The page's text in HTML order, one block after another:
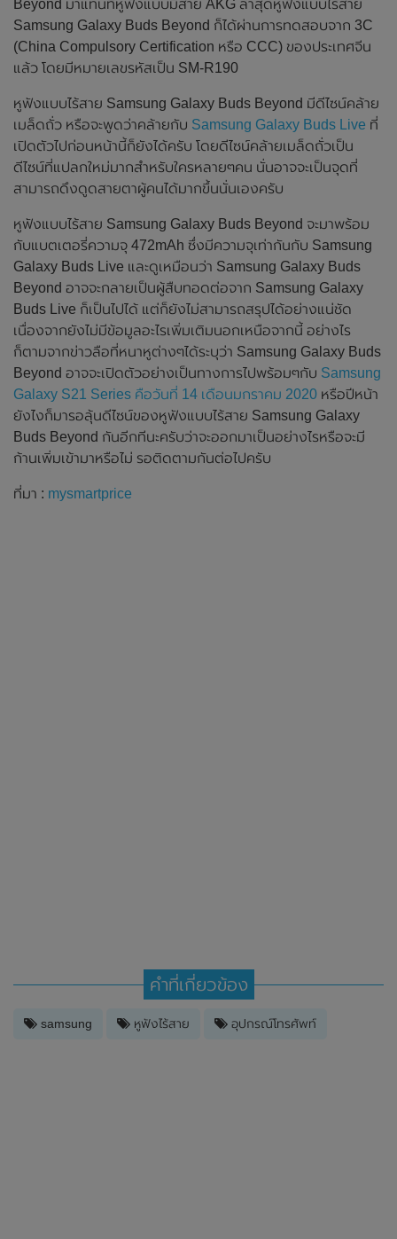
Beyond มาแทนที่หูฟังแบบมีสาย AKG ล่าสุดหูฟังแบบไร้สาย
Samsung Galaxy Buds Beyond ก็ได้ผ่านการทดสอบจาก 3C
(China Compulsory Certification หรือ CCC) ของประเทศจีน
แล้ว โดยมีหมายเลขรหัสเป็น SM-R190
หูฟังแบบไร้สาย Samsung Galaxy Buds Beyond มีดีไซน์คล้าย
เมล็ดถั่ว หรือจะพูดว่าคล้ายกับ Samsung Galaxy Buds Live ที่
เปิดตัวไปก่อนหน้านี้ก็ยังได้ครับ โดยดีไซน์คล้ายเมล็ดถั่วเป็น
ดีไซน์ที่แปลกใหม่มากสำหรับใครหลายๆคน นั่นอาจจะเป็นจุดที่
สามารถดึงดูดสายตาผู้คนได้มากขึ้นนั่นเองครับ
หูฟังแบบไร้สาย Samsung Galaxy Buds Beyond จะมาพร้อม
กับแบตเตอรี่ความจุ 472mAh ซึ่งมีความจุเท่ากันกับ Samsung
Galaxy Buds Live และดูเหมือนว่า Samsung Galaxy Buds
Beyond อาจจะกลายเป็นผู้สืบทอดต่อจาก Samsung Galaxy
Buds Live ก็เป็นไปได้ แต่ก็ยังไม่สามารถสรุปได้อย่างแน่ชัด
เนื่องจากยังไม่มีข้อมูลอะไรเพิ่มเติมนอกเหนือจากนี้ อย่างไร
ก็ตามจากข่าวลือที่หนาหูต่างๆได้ระบุว่า Samsung Galaxy Buds
Beyond อาจจะเปิดตัวอย่างเป็นทางการไปพร้อมๆกับ Samsung
Galaxy S21 Series คือวันที่ 14 เดือนมกราคม 2020 หรือปีหน้า
ยังไงก็มารอลุ้นดีไซน์ของหูฟังแบบไร้สาย Samsung Galaxy
Buds Beyond กันอีกทีนะครับว่าจะออกมาเป็นอย่างไรหรือจะมี
ก้านเพิ่มเข้ามาหรือไม่ รอติดตามกันต่อไปครับ
ที่มา : mysmartprice
คำที่เกี่ยวข้อง
samsung หูฟังไร้สาย อุปกรณ์โทรศัพท์